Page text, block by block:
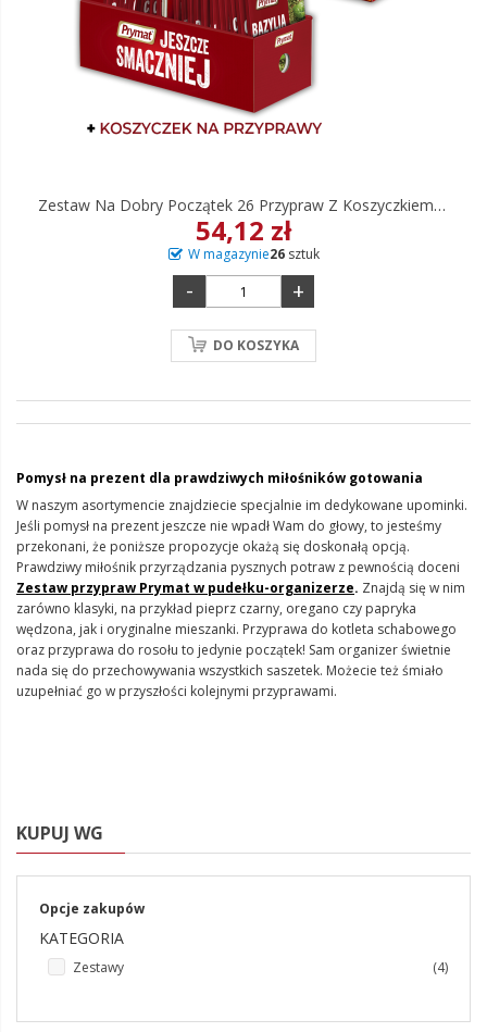
Zestaw Na Dobry Początek 26 Przypraw Z Koszyczkiem-Organizerem
54,12 zł
W magazynie26sztuk
- +
DO KOSZYKA
Pomysł na prezent dla prawdziwych miłośników gotowania
W naszym asortymencie znajdziecie specjalnie im dedykowane upominki.
Jeśli pomysł na prezent jeszcze nie wpadł Wam do głowy, to jesteśmy
przekonani, że poniższe propozycje okażą się doskonałą opcją.
Prawdziwy miłośnik przyrządzania pysznych potraw z pewnością doceni
Zestaw przypraw Prymat w pudełku-organizerze. Znajdą się w nim
zarówno klasyki, na przykład pieprz czarny, oregano czy papryka
wędzona, jak i oryginalne mieszanki. Przyprawa do kotleta schabowego
oraz przyprawa do rosołu to jedynie początek! Sam organizer świetnie
nada się do przechowywania wszystkich saszetek. Możecie też śmiało
uzupełniać go w przyszłości kolejnymi przyprawami.
KUPUJ WG
Opcje zakupów
KATEGORIA
Zestawy 4